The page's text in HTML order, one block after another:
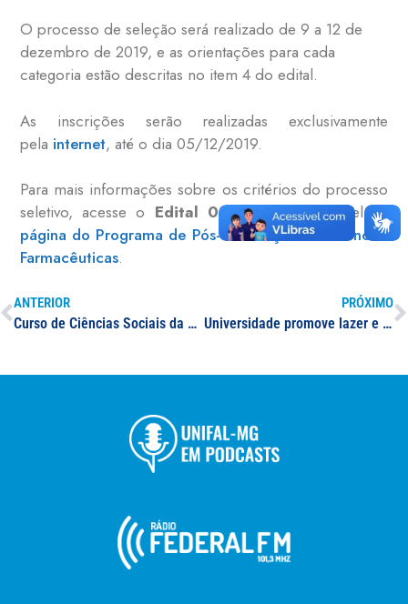
O processo de seleção será realizado de 9 a 12 de
dezembro de 2019, e as orientações para cada
categoria estão descritas no item 4 do edital.
As inscrições serão realizadas exclusivamente
pela internet, até o dia 05/12/2019.
Para mais informações sobre os critérios do processo
seletivo, acesse o Edital 023/2019disponível na
página do Programa de Pós-Graduação em Ciências
Farmacêuticas.
ANTERIOR
Curso de Ciências Sociais da UNIFAL-MG celebra 10 anos de história
PRÓXIMO
Universidade promove lazer e cultura para servidores e familiares durante o 2º Primavera em Família; evento acontece neste sábado, 09/11, na sede